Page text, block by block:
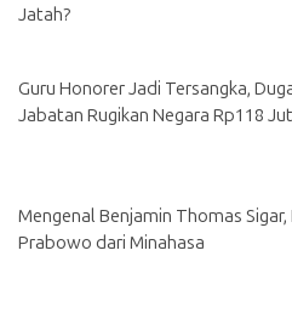
Jatah?
Guru Honorer Jadi Tersangka,
Jabatan Rugikan Negara Rp118
Mengenal Benjamin Thomas
Prabowo dari Minahasa